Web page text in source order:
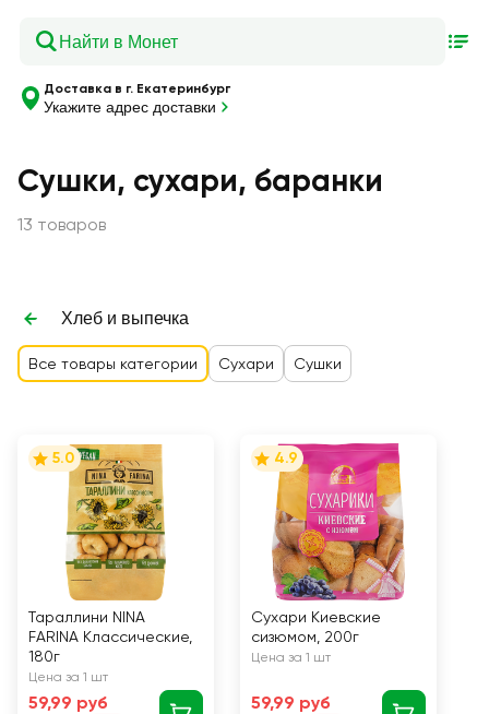
Доставка в г. Екатеринбург
Укажите адрес доставки
Сушки, сухари, баранки
13 товаров
Хлеб и выпечка
Все товары категории Сухари Сушки
5.0
Тараллини NINA
FARINA Классические,
180г
Цена за 1 шт
59,99 руб
4.9
Сухари Киевские
сизюмом, 200г
Цена за 1 шт
59,99 руб